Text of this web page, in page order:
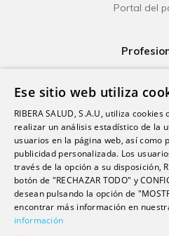
Portal del
Escuela
Trabaja con
Ese sitio web utiliza
RIBERA SALUD, S.A.U, utiliza
realizar un análisis estadístico de la
usuarios en la página web, así como
publicidad personalizada. Los
través de la opción a su disposición,
botón de "RECHAZAR TODO" y
desean pulsando la opción de
encontrar más información en
información